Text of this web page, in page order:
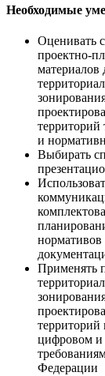
Необходимые
Оценивать
проектно-
материалов
территорий
и
Выбирать
нормативов
Применять
территорий
цифровом и
Федерации